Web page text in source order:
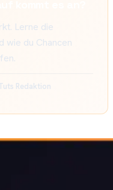
Lerne die
wie du Chancen
Redaktion